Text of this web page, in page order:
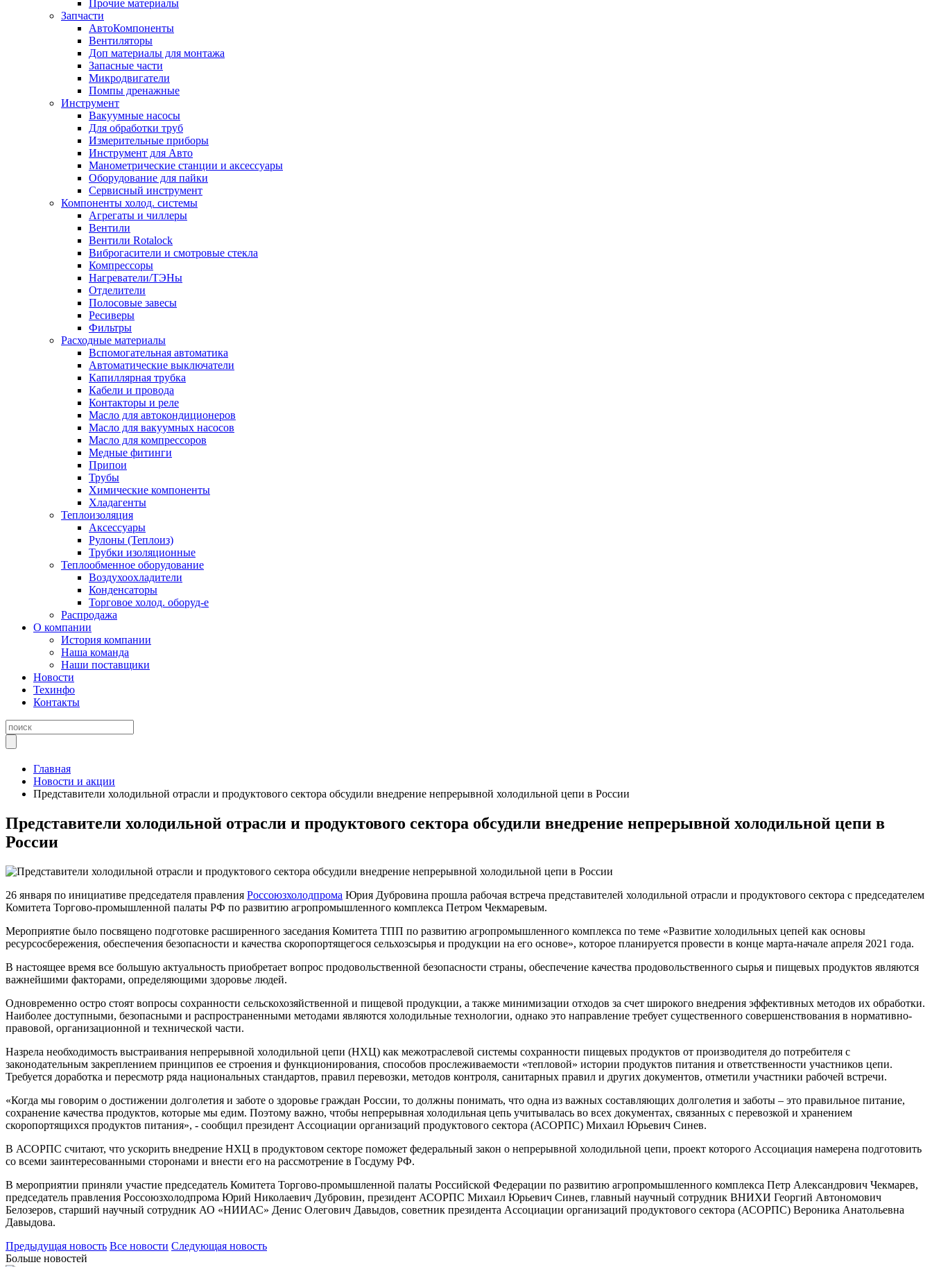
Прочие материалы
Запчасти
АвтоКомпоненты
Вентиляторы
Доп материалы для монтажа
Запасные части
Микродвигатели
Помпы дренажные
Инструмент
Вакуумные насосы
Для обработки труб
Измерительные приборы
Инструмент для Авто
Манометрические станции и аксессуары
Оборудование для пайки
Сервисный инструмент
Компоненты холод. системы
Агрегаты и чиллеры
Вентили
Вентили Rotalock
Виброгасители и смотровые стекла
Компрессоры
Нагреватели/ТЭНы
Отделители
Полосовые завесы
Ресиверы
Фильтры
Расходные материалы
Вспомогательная автоматика
Автоматические выключатели
Капиллярная трубка
Кабели и провода
Контакторы и реле
Масло для автокондиционеров
Масло для вакуумных насосов
Масло для компрессоров
Медные фитинги
Припои
Трубы
Химические компоненты
Хладагенты
Теплоизоляция
Аксессуары
Рулоны (Теплоиз)
Трубки изоляционные
Теплообменное оборудование
Воздухоохладители
Конденсаторы
Торговое холод. оборуд-е
Распродажа
О компании
История компании
Наша команда
Наши поставщики
Новости
Техинфо
Контакты
Главная
Новости и акции
Представители холодильной отрасли и продуктового сектора обсудили внедрение непрерывной холодильной цепи в России
Представители холодильной отрасли и продуктового сектора обсудили внедрение непрерывной холодильной цепи в
России
26 января по инициативе председателя правления Россоюзхолодпрома Юрия Дубровина прошла рабочая встреча представителей холодильной отрасли и продуктового сектора с председателем
Комитета Торгово-промышленной палаты РФ по развитию агропромышленного комплекса Петром Чекмаревым.
Мероприятие было посвящено подготовке расширенного заседания Комитета ТПП по развитию агропромышленного комплекса по теме «Развитие холодильных цепей как основы
ресурсосбережения, обеспечения безопасности и качества скоропортящегося сельхозсырья и продукции на его основе», которое планируется провести в конце марта-начале апреля 2021 года.
В настоящее время все большую актуальность приобретает вопрос продовольственной безопасности страны, обеспечение качества продовольственного сырья и пищевых продуктов являются
важнейшими факторами, определяющими здоровье людей.
Одновременно остро стоят вопросы сохранности сельскохозяйственной и пищевой продукции, а также минимизации отходов за счет широкого внедрения эффективных методов их обработки.
Наиболее доступными, безопасными и распространенными методами являются холодильные технологии, однако это направление требует существенного совершенствования в нормативно-
правовой, организационной и технической части.
Назрела необходимость выстраивания непрерывной холодильной цепи (НХЦ) как межотраслевой системы сохранности пищевых продуктов от производителя до потребителя с
законодательным закреплением принципов ее строения и функционирования, способов прослеживаемости «тепловой» истории продуктов питания и ответственности участников цепи.
Требуется доработка и пересмотр ряда национальных стандартов, правил перевозки, методов контроля, санитарных правил и других документов, отметили участники рабочей встречи.
«Когда мы говорим о достижении долголетия и заботе о здоровье граждан России, то должны понимать, что одна из важных составляющих долголетия и заботы – это правильное питание,
сохранение качества продуктов, которые мы едим. Поэтому важно, чтобы непрерывная холодильная цепь учитывалась во всех документах, связанных с перевозкой и хранением
скоропортящихся продуктов питания», - сообщил президент Ассоциации организаций продуктового сектора (АСОРПС) Михаил Юрьевич Синев.
В АСОРПС считают, что ускорить внедрение НХЦ в продуктовом секторе поможет федеральный закон о непрерывной холодильной цепи, проект которого Ассоциация намерена подготовить
со всеми заинтересованными сторонами и внести его на рассмотрение в Госдуму РФ.
В мероприятии приняли участие председатель Комитета Торгово-промышленной палаты Российской Федерации по развитию агропромышленного комплекса Петр Александрович Чекмарев,
председатель правления Россоюзхолодпрома Юрий Николаевич Дубровин, президент АСОРПС Михаил Юрьевич Синев, главный научный сотрудник ВНИХИ Георгий Автономович
Белозеров, старший научный сотрудник АО «НИИАС» Денис Олегович Давыдов, советник президента Ассоциации организаций продуктового сектора (АСОРПС) Вероника Анатольевна
Давыдова.
Предыдущая новость Все новости Следующая новость
Больше новостей